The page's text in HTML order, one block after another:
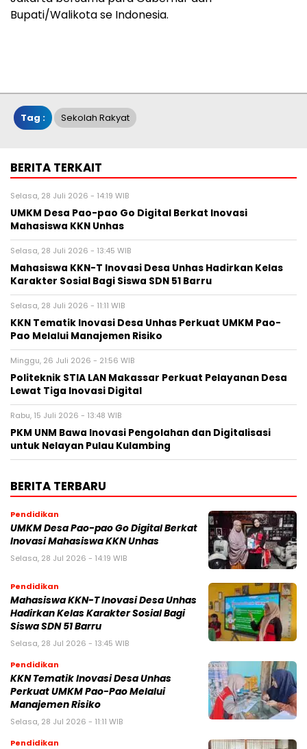
Bupati/Walikota se Indonesia.
Tag : Sekolah Rakyat
BERITA TERKAIT
Selasa, 28 Juli 2026 - 14:19 WIB
UMKM Desa Pao-pao Go Digital Berkat Inovasi
Mahasiswa KKN Unhas
Selasa, 28 Juli 2026 - 13:45 WIB
Mahasiswa KKN-T Inovasi Desa Unhas Hadirkan Kelas
Karakter Sosial Bagi Siswa SDN 51 Barru
Selasa, 28 Juli 2026 - 11:11 WIB
KKN Tematik Inovasi Desa Unhas Perkuat UMKM Pao-
Pao Melalui Manajemen Risiko
Minggu, 26 Juli 2026 - 21:56 WIB
Politeknik STIA LAN Makassar Perkuat Pelayanan Desa
Lewat Tiga Inovasi Digital
Rabu, 15 Juli 2026 - 13:48 WIB
PKM UNM Bawa Inovasi Pengolahan dan Digitalisasi
untuk Nelayan Pulau Kulambing
BERITA TERBARU
Pendidikan
UMKM Desa Pao-pao Go Digital Berkat
Inovasi Mahasiswa KKN Unhas
Selasa, 28 Jul 2026 - 14:19 WIB
Pendidikan
Mahasiswa KKN-T Inovasi Desa Unhas
Hadirkan Kelas Karakter Sosial Bagi
Siswa SDN 51 Barru
Selasa, 28 Jul 2026 - 13:45 WIB
Pendidikan
KKN Tematik Inovasi Desa Unhas
Perkuat UMKM Pao-Pao Melalui
Manajemen Risiko
Selasa, 28 Jul 2026 - 11:11 WIB
Pendidikan